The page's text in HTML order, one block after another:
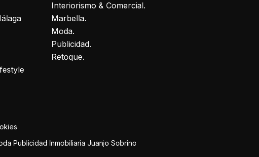
Interiorismo & Comercial.
Marbella.
Moda.
Publicidad.
Retoque.
Publicidad Inmobiliaria Juanjo Sobrino